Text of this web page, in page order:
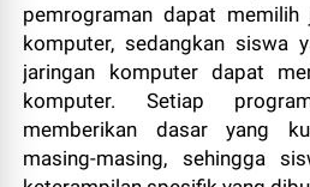
pemrograman dapat memilih
komputer, sedangkan siswa
jaringan komputer dapat
komputer. Setiap
memberikan dasar yang
masing-masing, sehingga